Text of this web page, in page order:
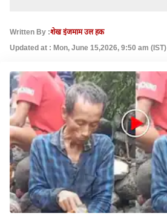
Written By :शेख इंजमाम उल हक
Updated at : Mon, June 15,2026, 9:50 am (IST)